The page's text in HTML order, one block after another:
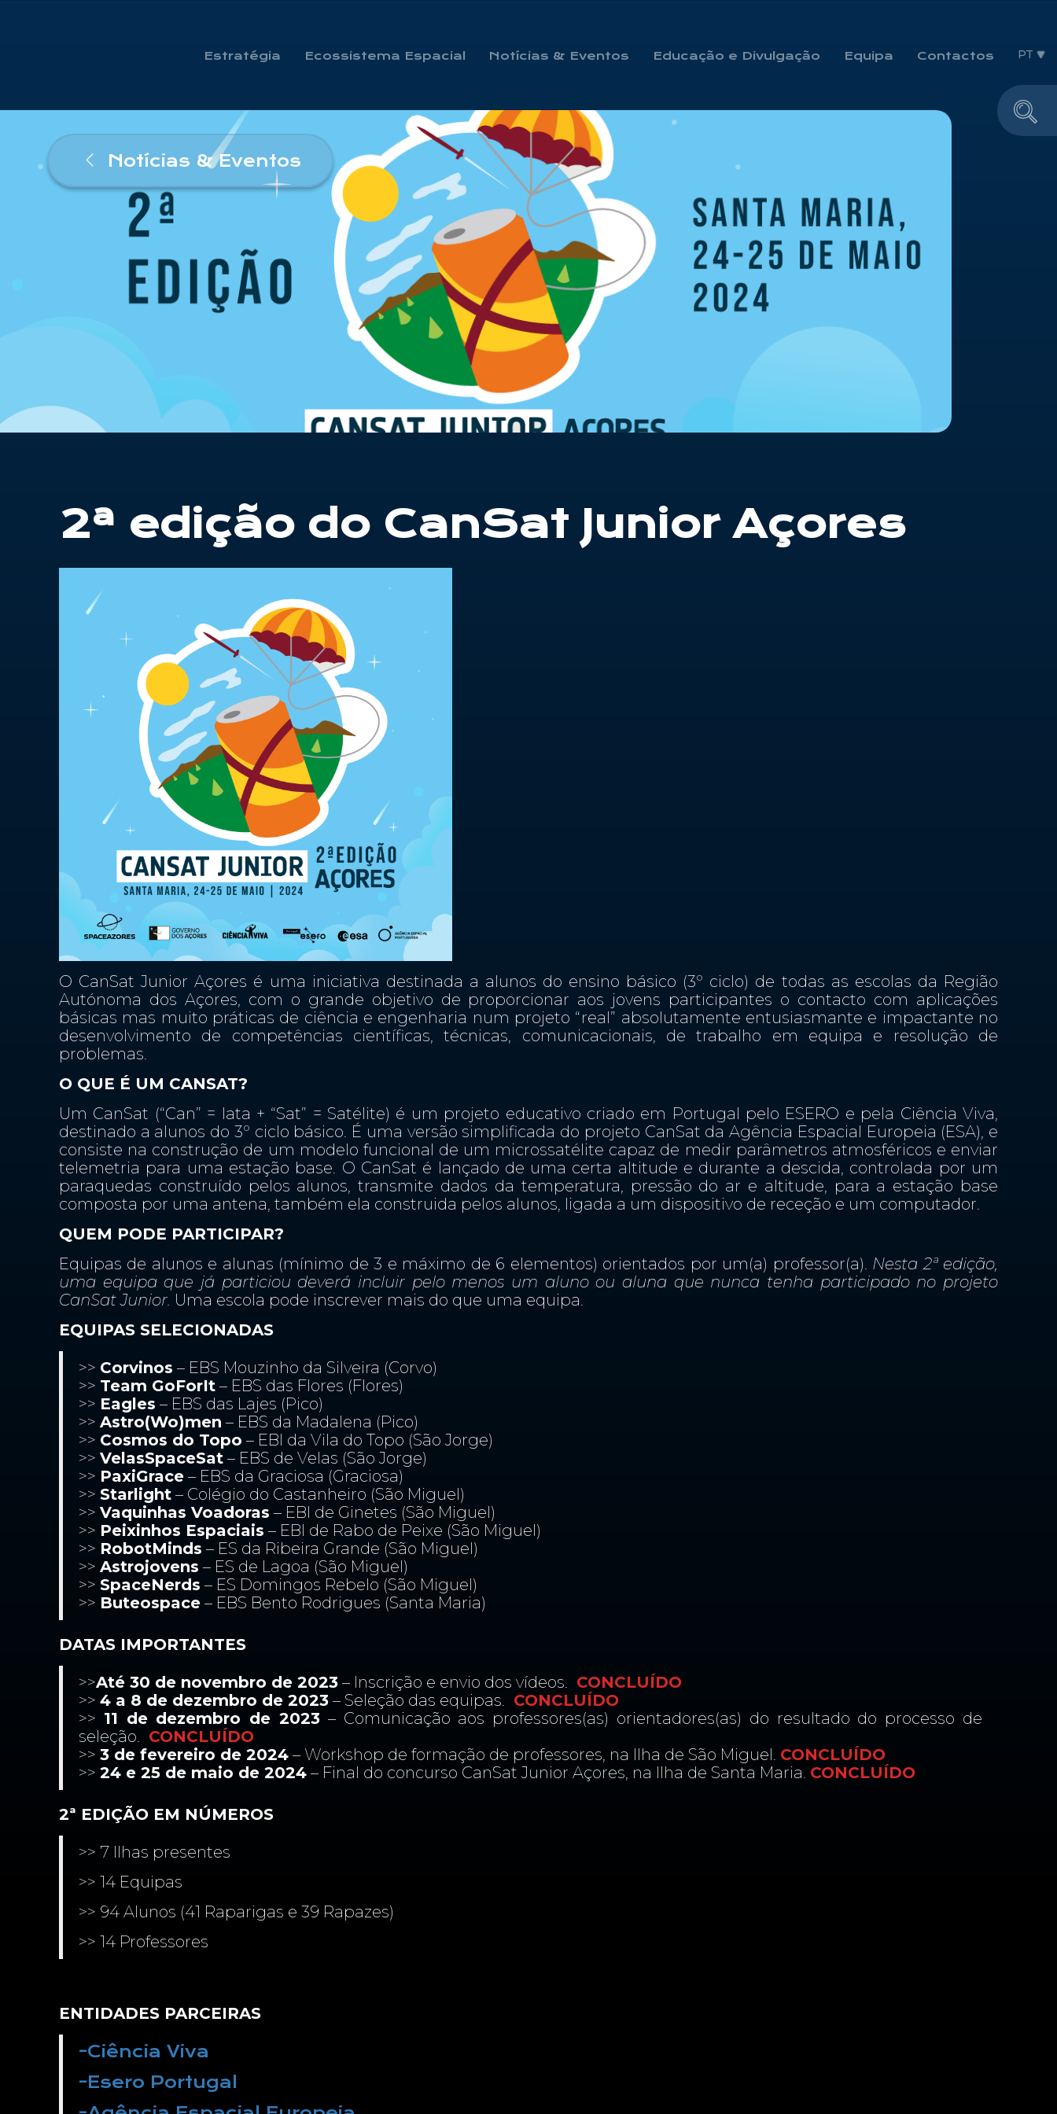
Estratégia Ecossistema Espacial Notícias & Eventos Educação e Divulgação Equipa Contactos PT
Notícias & Eventos
2ª edição do CanSat Junior Açores
O CanSat Junior Açores é uma iniciativa destinada a alunos do ensino básico (3º ciclo) de todas as escolas da Região
Autónoma dos Açores, com o grande objetivo de proporcionar aos jovens participantes o contacto com aplicações
básicas mas muito práticas de ciência e engenharia num projeto “real” absolutamente entusiasmante e impactante no
desenvolvimento de competências científicas, técnicas, comunicacionais, de trabalho em equipa e resolução de
problemas.
O QUE É UM CANSAT?
Um CanSat (“Can” = lata + “Sat” = Satélite) é um projeto educativo criado em Portugal pelo ESERO e pela Ciência Viva,
destinado a alunos do 3º ciclo básico. É uma versão simplificada do projeto CanSat da Agência Espacial Europeia (ESA), e
consiste na construção de um modelo funcional de um microssatélite capaz de medir parâmetros atmosféricos e enviar
telemetria para uma estação base. O CanSat é lançado de uma certa altitude e durante a descida, controlada por um
paraquedas construído pelos alunos, transmite dados da temperatura, pressão do ar e altitude, para a estação base
composta por uma antena, também ela construida pelos alunos, ligada a um dispositivo de receção e um computador.
QUEM PODE PARTICIPAR?
Equipas de alunos e alunas (mínimo de 3 e máximo de 6 elementos) orientados por um(a) professor(a). Nesta 2ª edição,
uma equipa que já particiou deverá incluir pelo menos um aluno ou aluna que nunca tenha participado no projeto
CanSat Junior. Uma escola pode inscrever mais do que uma equipa.
EQUIPAS SELECIONADAS
>> Corvinos – EBS Mouzinho da Silveira (Corvo)
>> Team GoForIt – EBS das Flores (Flores)
>> Eagles – EBS das Lajes (Pico)
>> Astro(Wo)men – EBS da Madalena (Pico)
>> Cosmos do Topo – EBI da Vila do Topo (São Jorge)
>> VelasSpaceSat – EBS de Velas (São Jorge)
>> PaxiGrace – EBS da Graciosa (Graciosa)
>> Starlight – Colégio do Castanheiro (São Miguel)
>> Vaquinhas Voadoras – EBI de Ginetes (São Miguel)
>> Peixinhos Espaciais – EBI de Rabo de Peixe (São Miguel)
>> RobotMinds – ES da Ribeira Grande (São Miguel)
>> Astrojovens – ES de Lagoa (São Miguel)
>> SpaceNerds – ES Domingos Rebelo (São Miguel)
>> Buteospace – EBS Bento Rodrigues (Santa Maria)
DATAS IMPORTANTES
>>Até 30 de novembro de 2023 – Inscrição e envio dos vídeos. CONCLUÍDO
>> 4 a 8 de dezembro de 2023 – Seleção das equipas. CONCLUÍDO
>> 11 de dezembro de 2023 – Comunicação aos professores(as) orientadores(as) do resultado do processo de
seleção. CONCLUÍDO
>> 3 de fevereiro de 2024 – Workshop de formação de professores, na Ilha de São Miguel. CONCLUÍDO
>> 24 e 25 de maio de 2024 – Final do concurso CanSat Junior Açores, na Ilha de Santa Maria. CONCLUÍDO
2ª EDIÇÃO EM NÚMEROS
>> 7 Ilhas presentes
>> 14 Equipas
>> 94 Alunos (41 Raparigas e 39 Rapazes)
>> 14 Professores
ENTIDADES PARCEIRAS
-Ciência Viva
-Esero Portugal